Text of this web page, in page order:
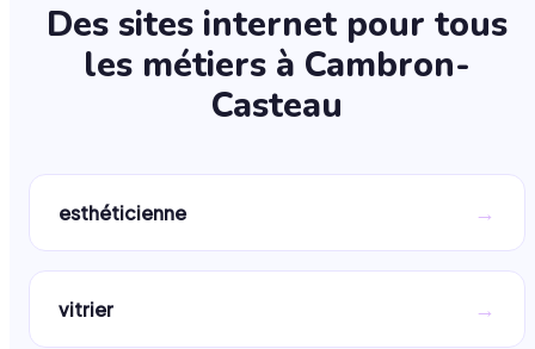
Des sites internet pour tous
les métiers à Cambron-
Casteau
esthéticienne →
vitrier →